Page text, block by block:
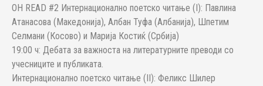
OH READ #2 Интернационално поетско читање (I): Павлина
Атанасова (Македонија), Албан Туфа (Албанија), Шпетим
Селмани (Косово) и Марија Костиќ (Србија)
19:00 ч: Дебата за важноста на литературните преводи со
учесниците и публиката.
Интернационално поетско читање (II): Феликс Шилер